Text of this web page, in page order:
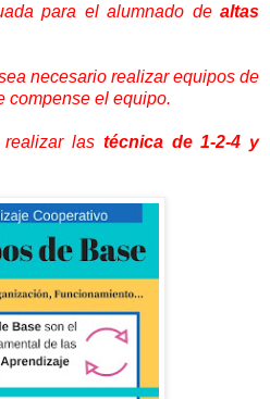
para el alumnado dealtas
necesario realizar equipos de
compense el equipo.
realizar las técnica de 1-2-4 y